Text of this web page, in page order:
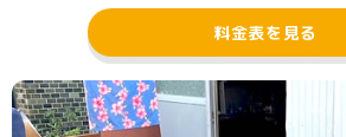
料金表を見る